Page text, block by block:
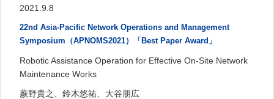
2021.9.8
22nd Asia-Pacific Network Operations and Management
Symposium（APNOMS2021）「Best Paper Award」
Robotic Assistance Operation for Effective On-Site Network
Maintenance Works
蕨野貴之、鈴木悠祐、大谷朋広